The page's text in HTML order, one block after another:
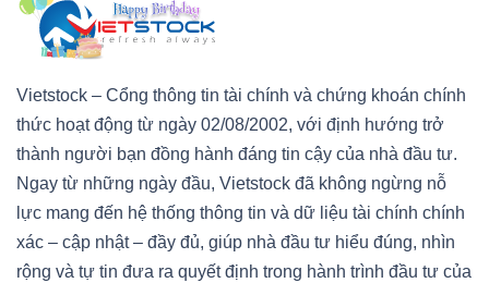
Vietstock – Cổng thông tin tài chính và chứng khoán chính
thức hoạt động từ ngày 02/08/2002, với định hướng trở
thành người bạn đồng hành đáng tin cậy của nhà đầu tư.
Ngay từ những ngày đầu, Vietstock đã không ngừng nỗ
lực mang đến hệ thống thông tin và dữ liệu tài chính chính
xác – cập nhật – đầy đủ, giúp nhà đầu tư hiểu đúng, nhìn
rộng và tự tin đưa ra quyết định trong hành trình đầu tư của